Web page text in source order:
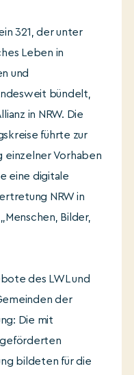
321, der unter
Leben in
und
bündelt,
in NRW. Die
führte zur
einzelner Vorhaben
eine digitale
NRW in
Bilder,
des LWL und
der
Die mit
geförderten
bildeten für die